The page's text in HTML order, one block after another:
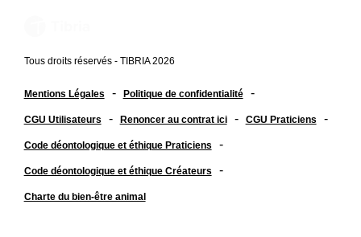
Tous droits réservés - TIBRIA 2026
Mentions Légales - Politique de confidentialité -
CGU Utilisateurs - Renoncer au contrat ici - CGU Praticiens -
Code déontologique et éthique Praticiens -
Code déontologique et éthique Créateurs -
Charte du bien-être animal